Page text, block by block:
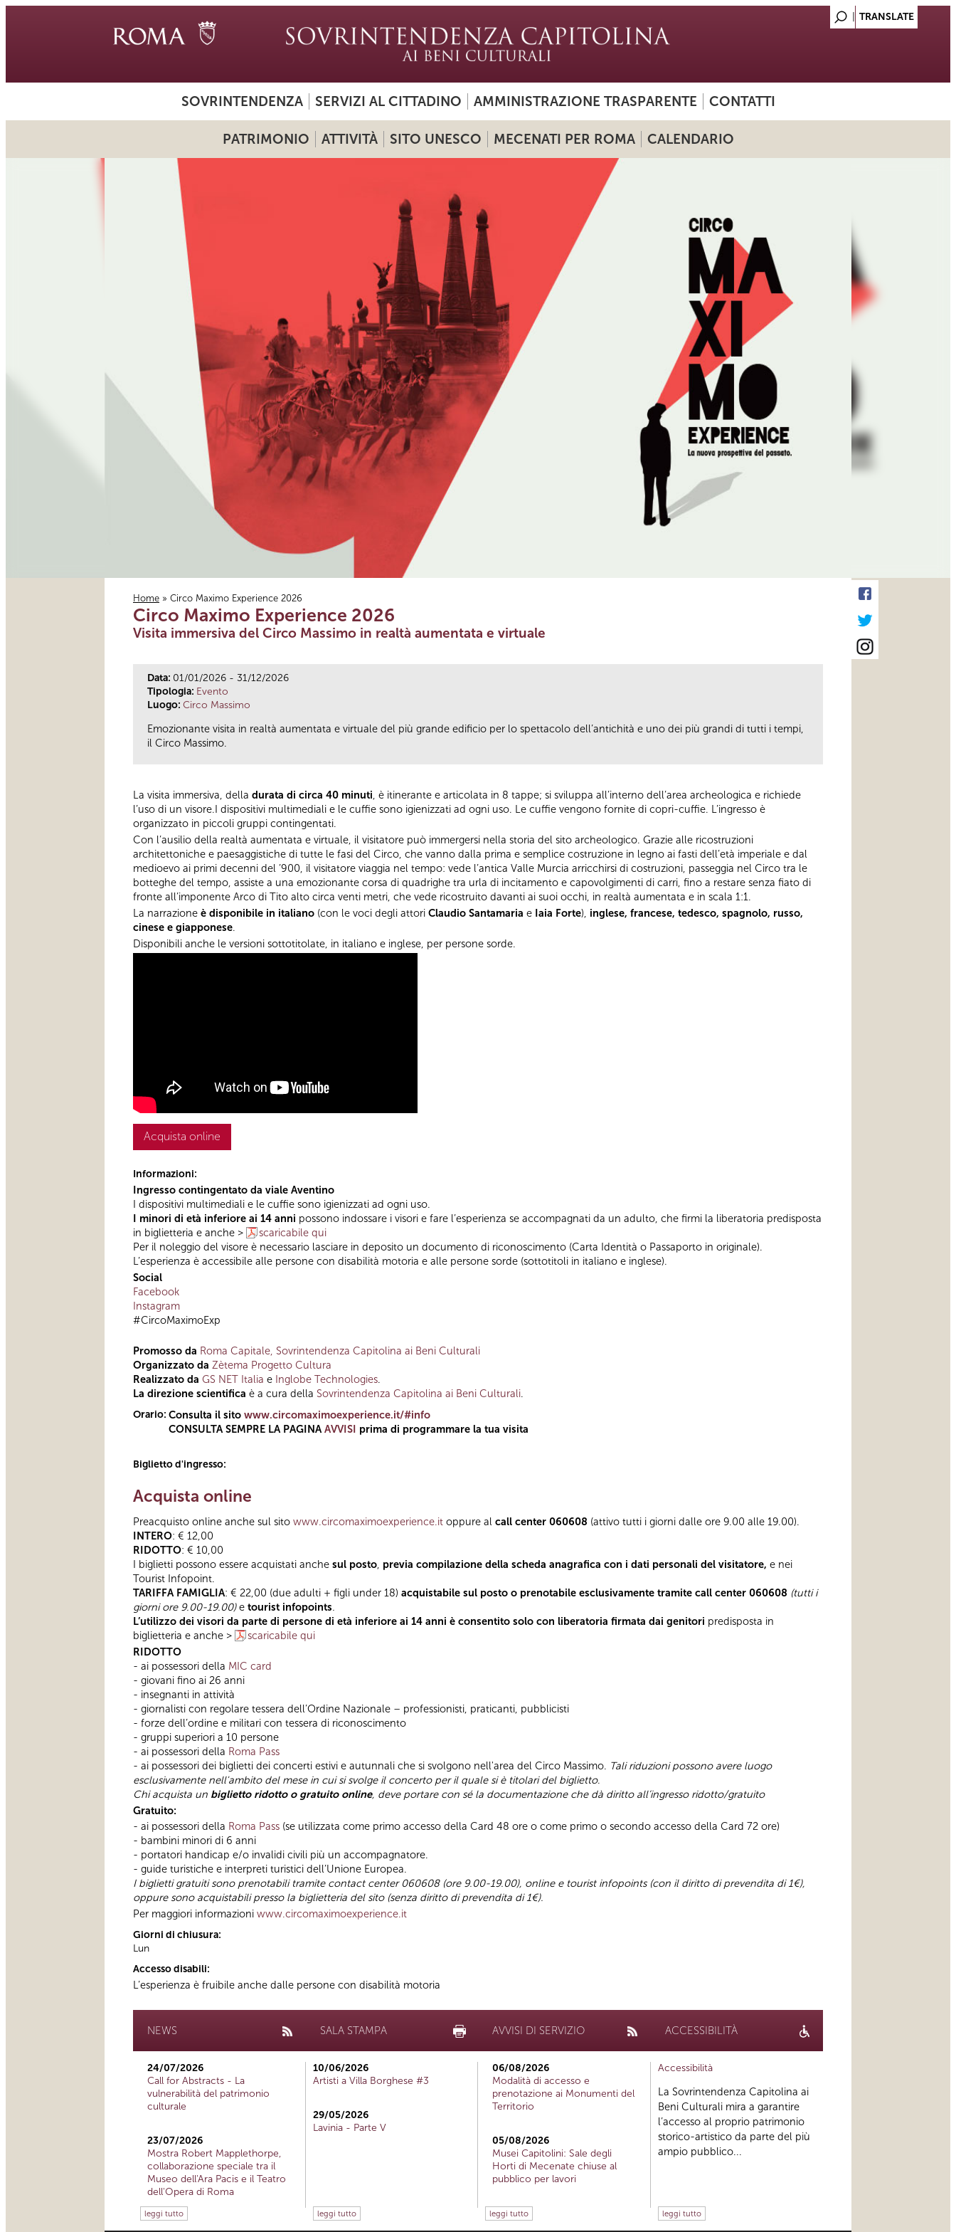
SOVRINTENDENZA SERVIZI AL CITTADINO AMMINISTRAZIONE TRASPARENTE CONTATTI
PATRIMONIO ATTIVITÀ SITO UNESCO MECENATI PER ROMA CALENDARIO
Tu sei qui
Home » Circo Maximo Experience 2026
Circo Maximo Experience 2026
Visita immersiva del Circo Massimo in realtà aumentata e virtuale
Data: 01/01/2026 - 31/12/2026
Tipologia: Evento
Luogo: Circo Massimo
Emozionante visita in realtà aumentata e virtuale del più grande edificio per lo spettacolo dell’antichità e uno dei più grandi di tutti i tempi,
il Circo Massimo.
La visita immersiva, della durata di circa 40 minuti, è itinerante e articolata in 8 tappe; si sviluppa all’interno dell’area archeologica e richiede
l’uso di un visore.I dispositivi multimediali e le cuffie sono igienizzati ad ogni uso. Le cuffie vengono fornite di copri-cuffie. L’ingresso è
organizzato in piccoli gruppi contingentati.
Con l’ausilio della realtà aumentata e virtuale, il visitatore può immergersi nella storia del sito archeologico. Grazie alle ricostruzioni
architettoniche e paesaggistiche di tutte le fasi del Circo, che vanno dalla prima e semplice costruzione in legno ai fasti dell’età imperiale e dal
medioevo ai primi decenni del ’900, il visitatore viaggia nel tempo: vede l’antica Valle Murcia arricchirsi di costruzioni, passeggia nel Circo tra le
botteghe del tempo, assiste a una emozionante corsa di quadrighe tra urla di incitamento e capovolgimenti di carri, fino a restare senza fiato di
fronte all’imponente Arco di Tito alto circa venti metri, che vede ricostruito davanti ai suoi occhi, in realtà aumentata e in scala 1:1.
La narrazione è disponibile in italiano (con le voci degli attori Claudio Santamaria e Iaia Forte), inglese, francese, tedesco, spagnolo, russo,
cinese e giapponese.
Disponibili anche le versioni sottotitolate, in italiano e inglese, per persone sorde.
Acquista online
Informazioni:
Ingresso contingentato da viale Aventino
I dispositivi multimediali e le cuffie sono igienizzati ad ogni uso.
I minori di età inferiore ai 14 anni possono indossare i visori e fare l’esperienza se accompagnati da un adulto, che firmi la liberatoria predisposta
in biglietteria e anche >
scaricabile qui
Per il noleggio del visore è necessario lasciare in deposito un documento di riconoscimento (Carta Identità o Passaporto in originale).
L’esperienza è accessibile alle persone con disabilità motoria e alle persone sorde (sottotitoli in italiano e inglese).
Social
Facebook
Instagram
#CircoMaximoExp
Promosso da Roma Capitale, Sovrintendenza Capitolina ai Beni Culturali
Organizzato da Zètema Progetto Cultura
Realizzato da GS NET Italia e Inglobe Technologies.
La direzione scientifica è a cura della Sovrintendenza Capitolina ai Beni Culturali.
Orario: Consulta il sito www.circomaximoexperience.it/#info
CONSULTA SEMPRE LA PAGINA AVVISI prima di programmare la tua visita
Biglietto d'ingresso:
Acquista online
Preacquisto online anche sul sito www.circomaximoexperience.it oppure al call center 060608 (attivo tutti i giorni dalle ore 9.00 alle 19.00).
INTERO: € 12,00
RIDOTTO: € 10,00
I biglietti possono essere acquistati anche sul posto, previa compilazione della scheda anagrafica con i dati personali del visitatore, e nei
Tourist Infopoint.
TARIFFA FAMIGLIA: € 22,00 (due adulti + figli under 18) acquistabile sul posto o prenotabile esclusivamente tramite call center 060608 (tutti i
giorni ore 9.00-19.00)e tourist infopoints.
L’utilizzo dei visori da parte di persone di età inferiore ai 14 anni è consentito solo con liberatoria firmata dai genitori predisposta in
biglietteria e anche >
scaricabile qui
RIDOTTO
- ai possessori della MIC card
- giovani fino ai 26 anni
- insegnanti in attività
- giornalisti con regolare tessera dell’Ordine Nazionale – professionisti, praticanti, pubblicisti
- forze dell’ordine e militari con tessera di riconoscimento
- gruppi superiori a 10 persone
- ai possessori della Roma Pass
- ai possessori dei biglietti dei concerti estivi e autunnali che si svolgono nell'area del Circo Massimo. Tali riduzioni possono avere luogo
esclusivamente nell'ambito del mese in cui si svolge il concerto per il quale si è titolari del biglietto.
Chi acquista un biglietto ridotto o gratuito online, deve portare con sé la documentazione che dà diritto all’ingresso ridotto/gratuito
Gratuito:
- ai possessori della Roma Pass (se utilizzata come primo accesso della Card 48 ore o come primo o secondo accesso della Card 72 ore)
- bambini minori di 6 anni
- portatori handicap e/o invalidi civili più un accompagnatore.
- guide turistiche e interpreti turistici dell’Unione Europea.
I biglietti gratuiti sono prenotabili tramite contact center 060608 (ore 9.00-19.00), online e tourist infopoints (con il diritto di prevendita di 1€),
oppure sono acquistabili presso la biglietteria del sito (senza diritto di prevendita di 1€).
Per maggiori informazioni www.circomaximoexperience.it
Giorni di chiusura:
Lun
Accesso disabili:
L’esperienza è fruibile anche dalle persone con disabilità motoria
NEWS
24/07/2026
Call for Abstracts - La
vulnerabilità del patrimonio
culturale
23/07/2026
Mostra Robert Mapplethorpe,
collaborazione speciale tra il
Museo dell'Ara Pacis e il Teatro
dell'Opera di Roma
leggi tutto
SALA STAMPA
10/06/2026
Artisti a Villa Borghese #3
29/05/2026
Lavinia - Parte V
leggi tutto
AVVISI DI SERVIZIO
06/08/2026
Modalità di accesso e
prenotazione ai Monumenti del
Territorio
05/08/2026
Musei Capitolini: Sale degli
Horti di Mecenate chiuse al
pubblico per lavori
leggi tutto
ACCESSIBILITÀ
Accessibilità
La Sovrintendenza Capitolina ai
Beni Culturali mira a garantire
l’accesso al proprio patrimonio
storico-artistico da parte del più
ampio pubblico...
leggi tutto